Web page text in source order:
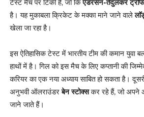
टेस्ट मैच पर टिकी हैं, जो किएंडरसन-तेंदुलकर
है। यह मुकाबला क्रिकेट के मक्का माने जाने वाले
खेला जा रहा है।
इस ऐतिहासिक टेस्ट में भारतीय टीम की कमान युवा
हाथों में है। गिल को इस मैच के लिए कप्तानी की
करियर का एक नया अध्याय साबित हो सकता है।
अनुभवी ऑलराउंडरबेन स्टोक्सकर रहे हैं, जो अपने
जाने जाते हैं।